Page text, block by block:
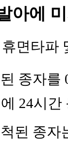
아에
면타파
종자를
24시
된 종자